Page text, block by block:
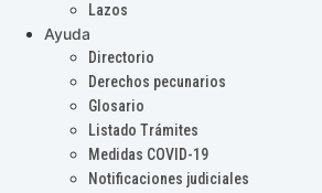
Lazos
Ayuda
Directorio
Derechos pecunarios
Glosario
Listado Trámites
Medidas COVID-19
Notificaciones judiciales